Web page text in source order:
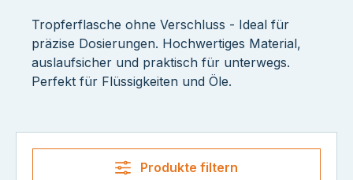
Tropferflasche ohne Verschluss - Ideal für
präzise Dosierungen. Hochwertiges Material,
auslaufsicher und praktisch für unterwegs.
Perfekt für Flüssigkeiten und Öle.
Produkte filtern